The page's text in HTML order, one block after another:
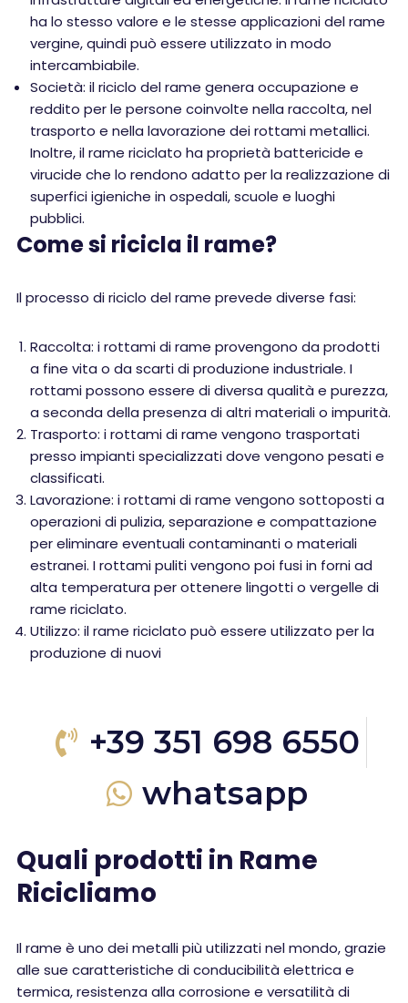
ha lo stesso valore e le stesse applicazioni del rame
vergine, quindi può essere utilizzato in modo
intercambiabile.
Società: il riciclo del rame genera occupazione e
reddito per le persone coinvolte nella raccolta, nel
trasporto e nella lavorazione dei rottami metallici.
Inoltre, il rame riciclato ha proprietà battericide e
virucide che lo rendono adatto per la realizzazione di
superfici igieniche in ospedali, scuole e luoghi
pubblici.
Come si ricicla il rame?
Il processo di riciclo del rame prevede diverse fasi:
Raccolta: i rottami di rame provengono da prodotti
a fine vita o da scarti di produzione industriale. I
rottami possono essere di diversa qualità e purezza,
a seconda della presenza di altri materiali o impurità.
Trasporto: i rottami di rame vengono trasportati
presso impianti specializzati dove vengono pesati e
classificati.
Lavorazione: i rottami di rame vengono sottoposti a
operazioni di pulizia, separazione e compattazione
per eliminare eventuali contaminanti o materiali
estranei. I rottami puliti vengono poi fusi in forni ad
alta temperatura per ottenere lingotti o vergelle di
rame riciclato.
Utilizzo: il rame riciclato può essere utilizzato per la
produzione di nuovi
+39 351 698 6550
whatsapp
Quali prodotti in Rame
Ricicliamo
Il rame è uno dei metalli più utilizzati nel mondo, grazie
alle sue caratteristiche di conducibilità elettrica e
termica, resistenza alla corrosione e versatilità di